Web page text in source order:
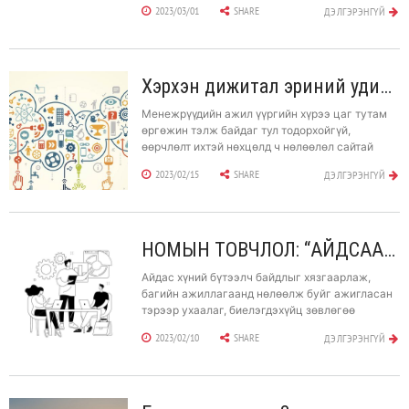
бол тэднээс ТҮРҮҮЛЖ АЛХАХ явдал юм.
2023/03/01 SHARE ДЭЛГЭРЭНГҮЙ
Хэрхэн дижитал эриний удирдагч болох вэ?
Менежрүүдийн ажил үүргийн хүрээ цаг тутам
өргөжин тэлж байдаг тул тодорхойгүй,
өөрчлөлт ихтэй нөхцөлд ч нөлөөлөл сайтай
урсгалд нөлөөлөхийн сацуу удирдан,
2023/02/15 SHARE ДЭЛГЭРЭНГҮЙ
НОМЫН ТОВЧЛОЛ: “АЙДСААС АНГИД АЖЛЫН БАЙР”
Айдас хүний бүтээлч байдлыг хязгаарлаж,
багийн ажиллагаанд нөлөөлж буйг ажигласан
тэрээр ухаалаг, биелэгдэхүйц зөвлөгөө
бий болгохыг зорьжээ. Удирдан манлайлах
дүгнэж байна.
2023/02/10 SHARE ДЭЛГЭРЭНГҮЙ